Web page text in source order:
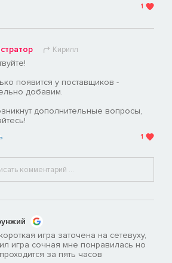
1
Кирилл
появится у поставщиков -
добавим.
дополнительные вопросы,
1
игра заточена на сетевуху,
игра сочная мне понравилась но
за пять часов